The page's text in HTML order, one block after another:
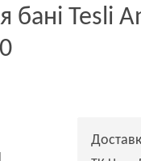
бані Tesli